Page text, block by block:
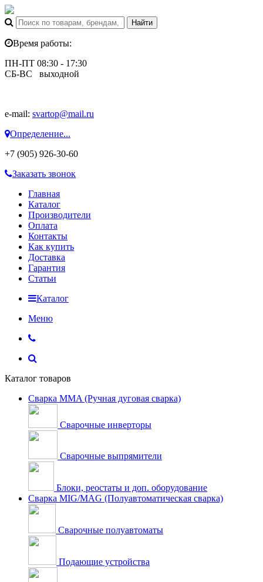
Время работы:
ПН-ПТ 08:30 - 17:30
СБ-ВС выходной
e-mail: svartop@mail.ru
Определение...
+7 (905) 926-30-60
Заказать звонок
Главная
Каталог
Производители
Оплата
Контакты
Как купить
Доставка
Гарантия
Статьи
Каталог
Меню
Каталог товаров
Сварка MMA (Ручная дуговая сварка)
Сварочные инверторы
Сварочные выпрямители
Блоки, реостаты и доп. оборудование
Сварка MIG/MAG (Полуавтоматическая сварка)
Сварочные полуавтоматы
Подающие устройства